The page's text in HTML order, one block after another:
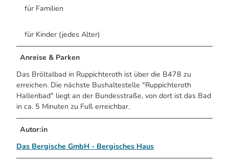
für Familien
für Kinder (jedes Alter)
Anreise & Parken
Das Bröltalbad in Ruppichteroth ist über die B478 zu
erreichen. Die nächste Bushaltestelle "Ruppichteroth
Hallenbad" liegt an der Bundesstraße, von dort ist das Bad
in ca. 5 Minuten zu Fuß erreichbar.
Autor:in
Das Bergische GmbH - Bergisches Haus